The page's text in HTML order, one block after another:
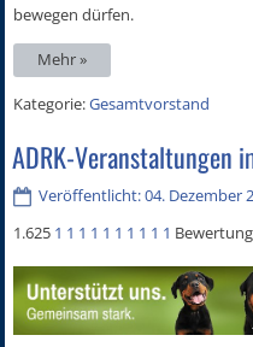
bewegen dürfen.
Mehr »
Kategorie:Gesamtvorstand
ADRK-Veranstaltungen
Veröffentlicht: 04. Dezember
1.625 1 1 1 1 1 1 1 1 1 1